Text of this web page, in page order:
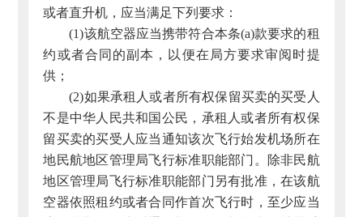
或者直升机，应当满足下列要求：
(1)该航空器应当携带符合本条(a)款要求的租
约或者合同的副本，以便在局方要求审阅时提
供；
(2)如果承租人或者所有权保留买卖的买受人
不是中华人民共和国公民，承租人或者所有权保
留买卖的买受人应当通知该次飞行始发机场所在
地民航地区管理局飞行标准职能部门。除非民航
地区管理局飞行标准职能部门另有批准，在该航
空器依照租约或者合同作首次飞行时，至少应当